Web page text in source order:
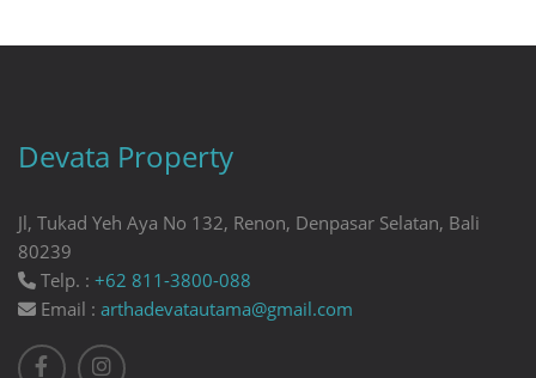
Devata Property
Jl, Tukad Yeh Aya No 132, Renon, Denpasar Selatan, Bali
80239
Telp. : +62 811-3800-088
Email : arthadevatautama@gmail.com